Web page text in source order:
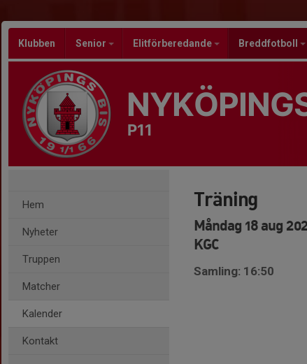
Klubben Senior Elitförberedande Breddfotboll
P11
Hem
Nyheter
Truppen
Matcher
Kalender
Kontakt
Träning
Måndag 18 aug
KGC
Samling: 16:50